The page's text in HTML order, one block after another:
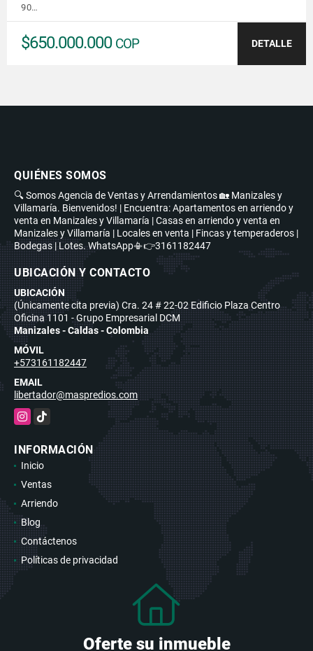
90…
$650.000.000 COP DETALLE
QUIÉNES SOMOS
🔍 Somos Agencia de Ventas y Arrendamientos 🏡 Manizales y
Villamaría. Bienvenidos! | Encuentra: Apartamentos en arriendo y
venta en Manizales y Villamaría | Casas en arriendo y venta en
Manizales y Villamaría | Locales en venta | Fincas y temperaderos |
Bodegas | Lotes. WhatsApp📳👉3161182447
UBICACIÓN Y CONTACTO
UBICACIÓN
(Únicamente cita previa) Cra. 24 # 22-02 Edificio Plaza Centro
Oficina 1101 - Grupo Empresarial DCM
Manizales - Caldas - Colombia
MÓVIL
+573161182447
EMAIL
libertador@maspredios.com
Instagram
TikTok
INFORMACIÓN
Inicio
Ventas
Arriendo
Blog
Contáctenos
Políticas de privacidad
Oferte su inmueble